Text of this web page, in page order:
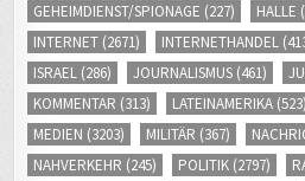
INTERNET(2671) INTERNETHANDEL
ISRAEL(286) JOURNALISMUS(461)
KOMMENTAR
(313) LATEINAMERIKA
MEDIEN(3203) MILITÄR(367)
NAHVERKEHR(245) POLITIK (2797)
SOCIAL MEDIA (809) SOFTWARE(1813)